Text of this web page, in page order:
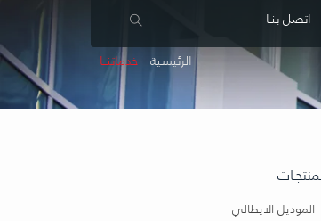
اتصل بنـا
الرئيسية خدماتنــا
الموديل الايطالي